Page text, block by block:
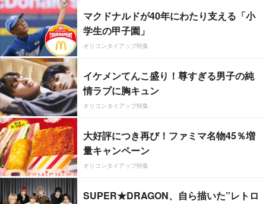
マクドナルドが40年にわたり支える「小
学生の甲子園」
オリコンタイアップ特集
イケメンてんこ盛り！尊すぎる男子の純
情ラブに胸キュン
オリコンタイアップ特集
大好評につき再び！ファミマ名物45％増
量キャンペーン
オリコンタイアップ特集
SUPER★DRAGON、自ら描いた”レトロ